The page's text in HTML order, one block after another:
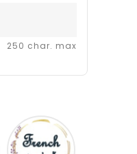
250 char. max
French
script